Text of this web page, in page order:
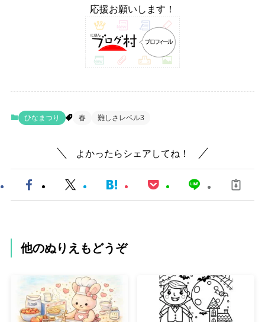
応援お願いします！
ひなまつり 春 難しさレベル3
よかったらシェアしてね！
他のぬりえもどうぞ